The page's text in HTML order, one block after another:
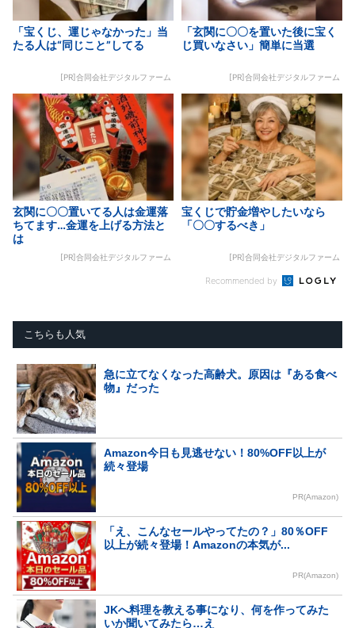
「宝くじ、運じゃなかった」当
たる人は“同じこと”してる
[PR]合同会社デジタルファーム
「玄関に〇〇を置いた後に宝く
じ買いなさい」簡単に当選
[PR]合同会社デジタルファーム
玄関に〇〇置いてる人は金運落
ちてます…金運を上げる方法と
は
[PR]合同会社デジタルファーム
宝くじで貯金増やしたいなら
「〇〇するべき」
[PR]合同会社デジタルファーム
Recommended by
こちらも人気
急に立てなくなった高齢犬。原因は『ある食べ
物』だった
Amazon今日も見逃せない！80%OFF以上が
続々登場
PR(Amazon)
「え、こんなセールやってたの？」80％OFF
以上が続々登場！Amazonの本気が...
PR(Amazon)
JKへ料理を教える事になり、何を作ってみた
いか聞いてみたら…え